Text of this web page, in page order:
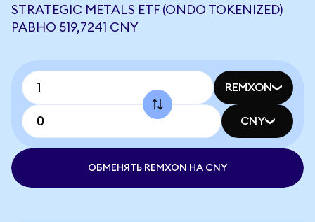
STRATEGIC METALS ETF (ONDO TOKENIZED)
РАВНО 519,7241 CNY
REMXON
CNY
ОБМЕНЯТЬ REMXON НА CNY